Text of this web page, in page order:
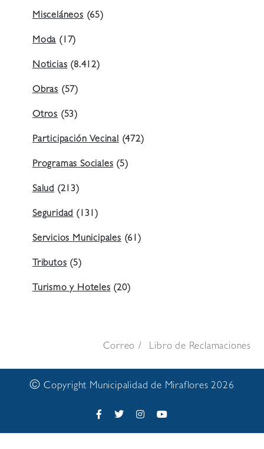
Misceláneos(65)
Moda(17)
Noticias(8.412)
Obras (57)
Otros (53)
Participación Vecinal(472)
Programas Sociales(5)
Salud (213)
Seguridad(131)
Servicios Municipales(61)
Tributos(5)
Turismo y Hoteles(20)
Correo Libro de Reclamaciones
© Copyright Municipalidad de Miraflores 2026